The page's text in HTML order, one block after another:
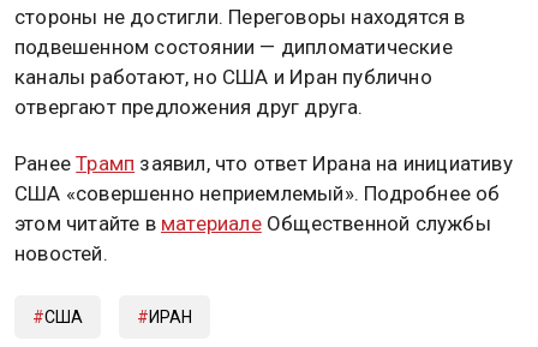
стороны не достигли. Переговоры находятся в
подвешенном состоянии — дипломатические
каналы работают, но США и Иран публично
отвергают предложения друг друга.
РанееТрамп заявил, что ответ Ирана на инициативу
США «совершенно неприемлемый». Подробнее об
этом читайте в материалеОбщественной службы
новостей.
США ИРАН